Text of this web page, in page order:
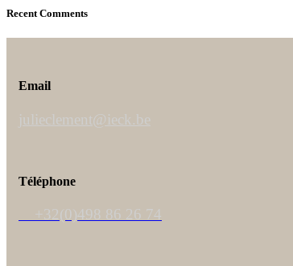
Recent Comments
Email
julieclement@ieck.be
Téléphone
+32(0)498 86 26 74